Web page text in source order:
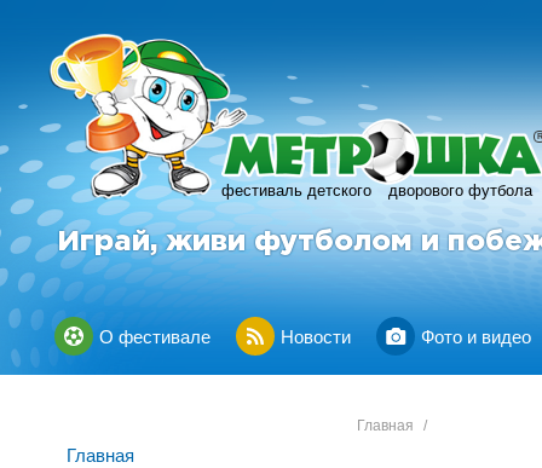
фестиваль детского дворового футбола
R
Играй, живи футболом и
О фестивале Новости Фото и видео
Главная
Главная /